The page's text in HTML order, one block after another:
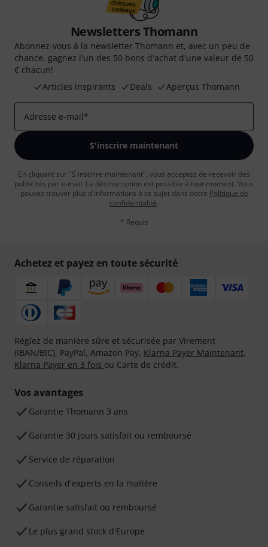
Newsletters Thomann
Abonnez-vous à la newsletter Thomann et, avec un peu de
chance, gagnez l'un des 50 bons d'achat d'une valeur de 50
€ chacun!
Articles inspirants
Deals Aperçus Thomann
Adresse e-mail*
S'inscrire maintenant
En cliquant sur "S'inscrire maintenant", vous acceptez de recevoir des
publicités par e-mail. La désinscription est possible à tout moment. Vous
pouvez trouver plus d'informations à ce sujet dans notre Politique de
confidentialité.
* Requis
Achetez et payez en toute sécurité
Réglez de manière sûre et sécurisée par Virement
(IBAN/BIC), PayPal, Amazon Pay, Klarna Payer Maintenant,
Klarna Payer en 3 fois ou Carte de crédit.
Vos avantages
Ga­ran­tie Thomann 3 ans
Garantie 30 jours satisfait ou remboursé
Service de réparation
Conseils d'experts en la matière
Garantie satisfait ou remboursé
Le plus grand stock d'Europe